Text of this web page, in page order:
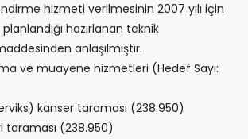
hizmeti verilmesinin 2007 yılı için
hazırlanan teknik
anlaşılmıştır.
ve muayene hizmetleri (Hedef Sayı:
kanser taraması (238.950)
taraması (238.950)